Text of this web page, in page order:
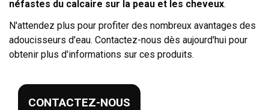
néfastes du calcaire sur la peau et les cheveux.
N'attendez plus pour profiter des nombreux avantages des
adoucisseurs d'eau. Contactez-nous dès aujourd'hui pour
obtenir plus d'informations sur ces produits.
CONTACTEZ-NOUS